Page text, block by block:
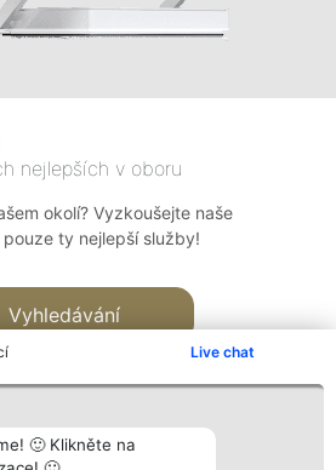
Live chat
🙂 Klikněte na
nejlepších v oboru
okolí? Vyzkoušejte naše
ty nejlepší služby!
Vyhledávání